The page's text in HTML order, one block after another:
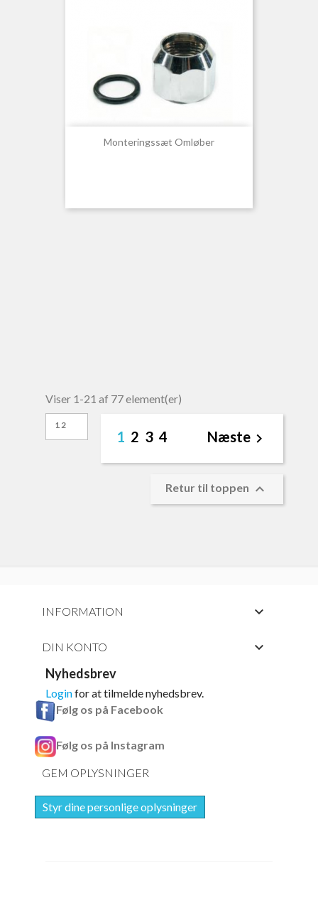
Monteringssæt Omløber
Viser 1-21 af 77 element(er)
12
1 2 34 Næste 
Retur til toppen 
INFORMATION 
DIN KONTO 
Nyhedsbrev
Loginfor at tilmelde nyhedsbrev.
Følg os på Facebook
Følg os på Instagram
GEM OPLYSNINGER
Styr dine personlige oplysninger